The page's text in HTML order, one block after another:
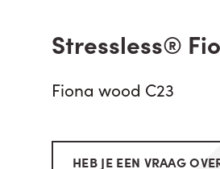
Stressless®
Fiona wood C23
HEB JE EEN VRAAG